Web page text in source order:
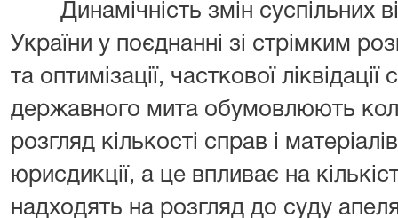
Динамічність змін суспільних
України у поєднанні зі стрімким
та оптимізації, часткової
державного мита обумовлюють
розгляд кількості справ і
юрисдикції, а це впливає на
надходять на розгляд до суду